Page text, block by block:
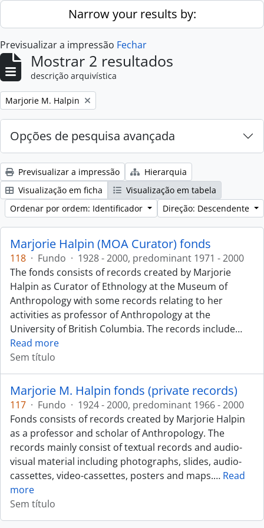
Skip to main contentNarrow your results by:
Previsualizar a impressão Fechar
Mostrar 2 resultados
descrição arquivística
Remove filter:
Marjorie M. Halpin
Opções de pesquisa avançada
Previsualizar a impressão
Hierarquia
Visualização em ficha
Visualização em tabela
Ordenar por ordem: Identificador
Direção: Descendente
Marjorie Halpin (MOA Curator) fonds
118 · Fundo · 1928 - 2000, predominant 1971 - 2000
The fonds consists of records created by Marjorie
Halpin as Curator of Ethnology at the Museum of
Anthropology with some records relating to her
activities as professor of Anthropology at the
University of British Columbia. The records include…
Read more
Sem título
Marjorie M. Halpin fonds (private records)
117 · Fundo · 1924 - 2000, predominant 1966 - 2000
Fonds consists of records created by Marjorie Halpin
as a professor and scholar of Anthropology. The
records mainly consist of textual records and audio-
visual material including photographs, slides, audio-
cassettes, video-cassettes, posters and maps.… Read
more
Sem título